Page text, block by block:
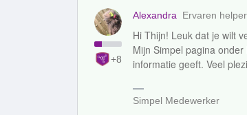
+8
Alexandra Ervaren helper
Hi Thijn! Leuk dat je wilt
Mijn Simpel pagina
informatie geeft. Veel
Simpel Medewerker